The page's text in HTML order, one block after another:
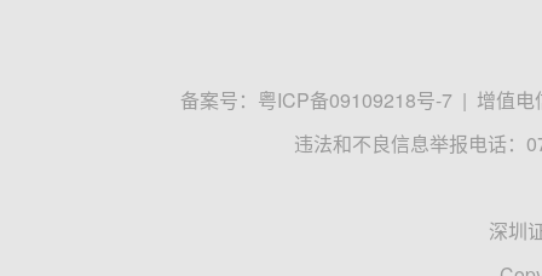
备案号： 粤ICP备09109218号-7 | 增值电
违法和不良信息举报电话：
深圳